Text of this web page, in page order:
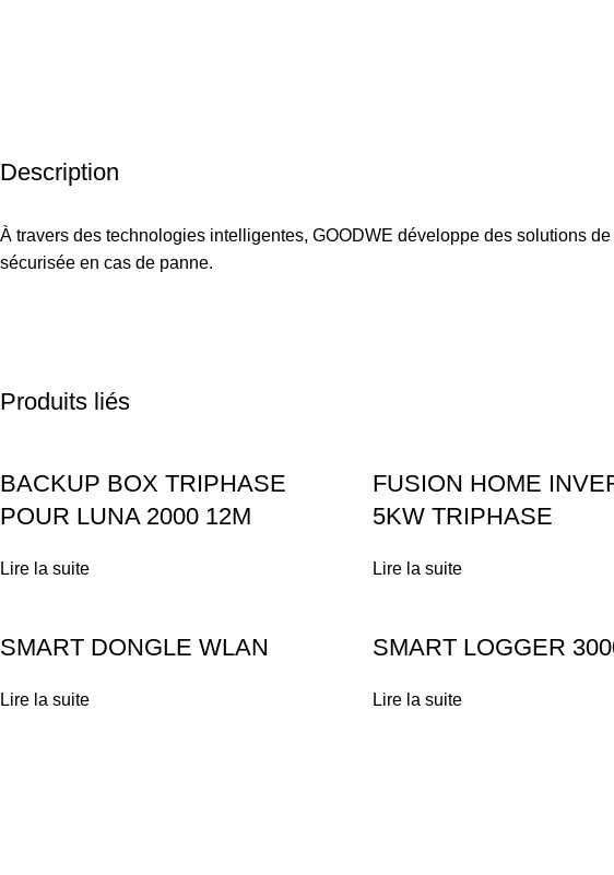
Description
À travers des technologies intelligentes, GOODWE développe des solutions
sécurisée en cas de panne.
Produits liés
BACKUP BOX TRIPHASE
POUR LUNA 2000 12M
Lire la suite
FUSION HOME
5KW TRIPHASE
Lire la suite
SMART DONGLE WLAN
Lire la suite
SMART LOGGER
Lire la suite